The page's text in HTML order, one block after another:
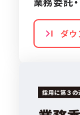
ダウ